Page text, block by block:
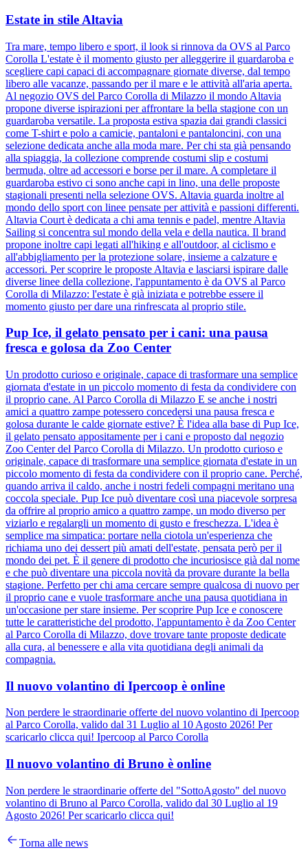
Estate in stile Altavia
Tra mare, tempo libero e sport, il look si rinnova da OVS al Parco
Corolla L'estate è il momento giusto per alleggerire il guardaroba e
scegliere capi capaci di accompagnare giornate diverse, dal tempo
libero alle vacanze, passando per il mare e le attività all'aria aperta.
Al negozio OVS del Parco Corolla di Milazzo il mondo Altavia
propone diverse ispirazioni per affrontare la bella stagione con un
guardaroba versatile. La proposta estiva spazia dai grandi classici
come T-shirt e polo a camicie, pantaloni e pantaloncini, con una
selezione dedicata anche alla moda mare. Per chi sta già pensando
alla spiaggia, la collezione comprende costumi slip e costumi
bermuda, oltre ad accessori e borse per il mare. A completare il
guardaroba estivo ci sono anche capi in lino, una delle proposte
stagionali presenti nella selezione OVS. Altavia guarda inoltre al
mondo dello sport con linee pensate per attività e passioni differenti.
Altavia Court è dedicata a chi ama tennis e padel, mentre Altavia
Sailing si concentra sul mondo della vela e della nautica. Il brand
propone inoltre capi legati all'hiking e all'outdoor, al ciclismo e
all'abbigliamento per la protezione solare, insieme a calzature e
accessori. Per scoprire le proposte Altavia e lasciarsi ispirare dalle
diverse linee della collezione, l'appuntamento è da OVS al Parco
Corolla di Milazzo: l'estate è già iniziata e potrebbe essere il
momento giusto per dare una rinfrescata al proprio stile.
Pup Ice, il gelato pensato per i cani: una pausa
fresca e golosa da Zoo Center
Un prodotto curioso e originale, capace di trasformare una semplice
giornata d'estate in un piccolo momento di festa da condividere con
il proprio cane. Al Parco Corolla di Milazzo E se anche i nostri
amici a quattro zampe potessero concedersi una pausa fresca e
golosa durante le calde giornate estive? È l'idea alla base di Pup Ice,
il gelato pensato appositamente per i cani e proposto dal negozio
Zoo Center del Parco Corolla di Milazzo. Un prodotto curioso e
originale, capace di trasformare una semplice giornata d'estate in un
piccolo momento di festa da condividere con il proprio cane. Perché,
quando arriva il caldo, anche i nostri fedeli compagni meritano una
coccola speciale. Pup Ice può diventare così una piacevole sorpresa
da offrire al proprio amico a quattro zampe, un modo diverso per
viziarlo e regalargli un momento di gusto e freschezza. L'idea è
semplice ma simpatica: portare nella ciotola un'esperienza che
richiama uno dei dessert più amati dell'estate, pensata però per il
mondo dei pet. È il genere di prodotto che incuriosisce già dal nome
e che può diventare una piccola novità da provare durante la bella
stagione. Perfetto per chi ama cercare sempre qualcosa di nuovo per
il proprio cane e vuole trasformare anche una pausa quotidiana in
un'occasione per stare insieme. Per scoprire Pup Ice e conoscere
tutte le caratteristiche del prodotto, l'appuntamento è da Zoo Center
al Parco Corolla di Milazzo, dove trovare tante proposte dedicate
alla cura, al benessere e alla vita quotidiana degli animali da
compagnia.
Il nuovo volantino di Ipercoop è online
Non perdere le straordinarie offerte del nuovo volantino di Ipercoop
al Parco Corolla, valido dal 31 Luglio al 10 Agosto 2026! Per
scaricarlo clicca qui! Ipercoop al Parco Corolla
Il nuovo volantino di Bruno è online
Non perdere le straordinarie offerte del "SottoAgosto" del nuovo
volantino di Bruno al Parco Corolla, valido dal 30 Luglio al 19
Agosto 2026! Per scaricarlo clicca qui!
Torna alle news